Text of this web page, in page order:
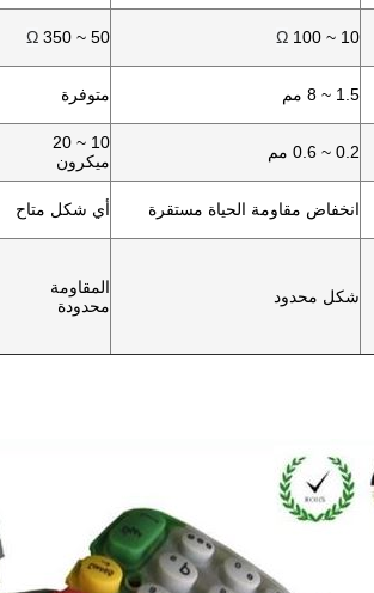
10 ~ 100
Ω
50 ~ 350
Ω
1.5 ~ 8 مم متوفرة
0.2 ~ 0.6 مم
10 ~ 20
ميكرون
انخفاض مقاومة الحياة مستقرة أي شكل متاح
شكل محدود
المقاومة
محدودة